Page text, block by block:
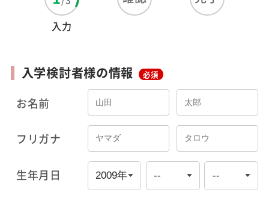
入力
入学検討者様の情報 必須
お名前
フリガナ
生年月日